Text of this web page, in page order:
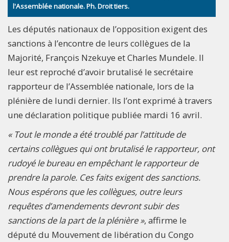
l'Assemblée nationale. Ph. Droit tiers.
Les députés nationaux de l’opposition exigent des
sanctions à l’encontre de leurs collègues de la
Majorité, François Nzekuye et Charles Mundele. Il
leur est reproché d’avoir brutalisé le secrétaire
rapporteur de l’Assemblée nationale, lors de la
plénière de lundi dernier. Ils l’ont exprimé à travers
une déclaration politique publiée mardi 16 avril.
« Tout le monde a été troublé par l’attitude de
certains collègues qui ont brutalisé le rapporteur, ont
rudoyé le bureau en empêchant le rapporteur de
prendre la parole. Ces faits exigent des sanctions.
Nous espérons que les collègues, outre leurs
requêtes d’amendements devront subir des
sanctions de la part de la plénière », affirme le
député du Mouvement de libération du Congo